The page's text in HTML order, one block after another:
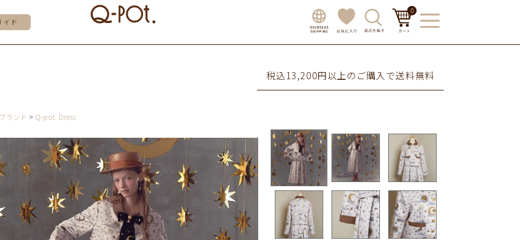
イド
0
税込13,200円以上のご購入で送料無料
ブランド Q-pot. Dress